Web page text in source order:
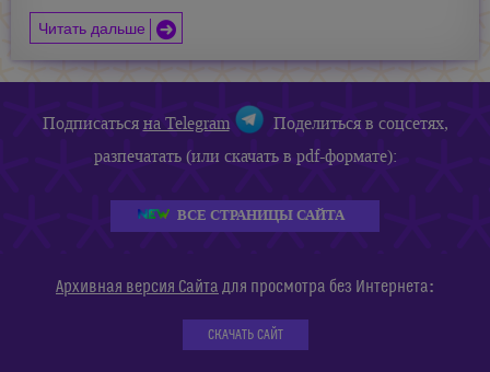
Читать дальше
Подписатьсяна Telegram
Поделиться в соцсетях,
разпечатать (или скачать в pdf-формате):
ВСЕ СТРАНИЦЫ САЙТА
Архивная версия Сайта для просмотра без Интернета:
СКАЧАТЬ САЙТ